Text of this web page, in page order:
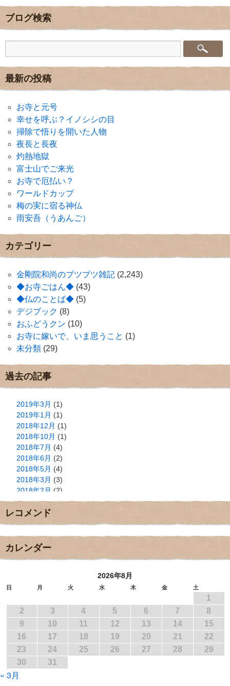
ブログ検索
最新の投稿
お寺と元号
幸せを呼ぶ？イノシシの目
掃除で悟りを開いた人物
夜長と長夜
灼熱地獄
富士山でご来光
お寺で厄払い？
ワールドカップ
梅の実に宿る神仏
雨安吾（うあんご）
カテゴリー
金剛院和尚のブツブツ雑記 (2,243)
◆お寺ごはん◆ (43)
◆仏のことば◆ (5)
デジブック (8)
おふどうクン (10)
お寺に嫁いで、いま思うこと (1)
未分類 (29)
過去の記事
2019年3月 (1)
2019年1月 (1)
2018年12月 (1)
2018年10月 (1)
2018年7月 (4)
2018年6月 (2)
2018年5月 (4)
2018年3月 (3)
2018年2月 (2)
2018年1月(2)
2017年12月
2017年11月(3)
2017年9月
2017年8月
2017年5月
2017年3月(1)
2017年2月(1)
2017年1月(2)
2016年12月(4)
2016年11月(3)
2016年10月(1)
2016年9月
レコメンド
カレンダー
2026年8月
日 月 火 水 木 金 土
1
2
3 4 5 6 7
8
9
10 11 12 13 14
15
16
17 18 19 20 21
22
23
24 25 26 27 28
29
30
31
« 3月